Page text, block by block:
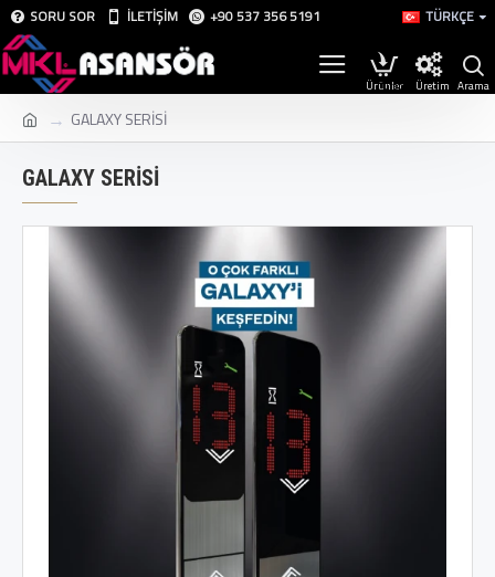
SORU SOR İLETIŞIM +90 537 356 5191 TÜRKÇE
Üretim
GALAXY SERİSİ
GALAXY SERİSİ